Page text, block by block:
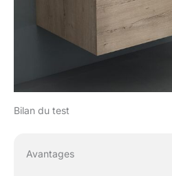
Bilan du test
Avantages